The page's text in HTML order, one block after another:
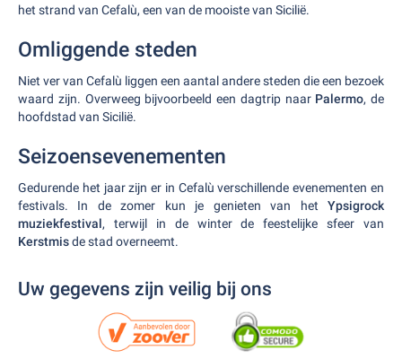
het strand van Cefalù, een van de mooiste van Sicilië.
Omliggende steden
Niet ver van Cefalù liggen een aantal andere steden die een bezoek
waard zijn. Overweeg bijvoorbeeld een dagtrip naar Palermo, de
hoofdstad van Sicilië.
Seizoensevenementen
Gedurende het jaar zijn er in Cefalù verschillende evenementen en
festivals. In de zomer kun je genieten van het Ypsigrock
muziekfestival, terwijl in de winter de feestelijke sfeer van
Kerstmisde stad overneemt.
Uw gegevens zijn veilig bij ons